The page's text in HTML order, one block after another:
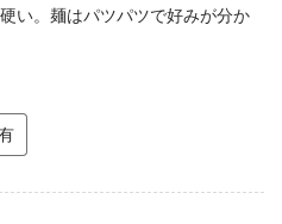
い。麺はパツパツで好みが分か